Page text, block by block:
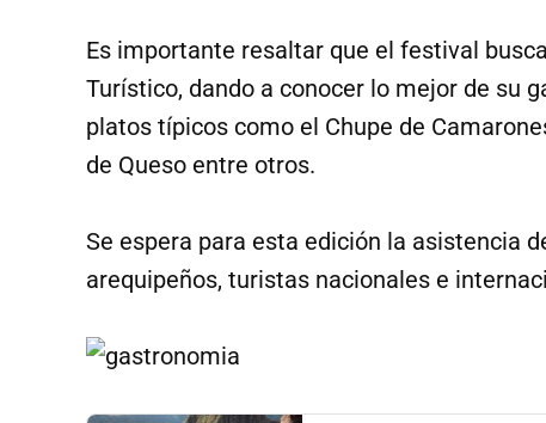
Es importante resaltar que el festival
Turístico, dando a conocer lo mejor de su
platos típicos como el Chupe de
de Queso entre otros.
Se espera para esta edición la asistencia
arequipeños, turistas nacionales e